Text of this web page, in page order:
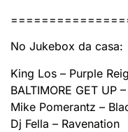
No Jukebox da casa:
King Los – Purple
BALTIMORE GET UP
Mike Pomerantz –
Dj Fella – Ravenation